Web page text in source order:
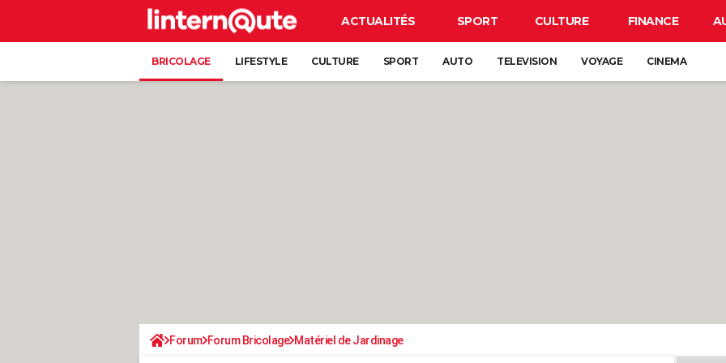
ACTUALITÉS SPORT CULTURE FINANCE
BRICOLAGE LIFESTYLE CULTURE SPORT AUTO TELEVISION VOYAGE CINEMA
Forum Forum Bricolage Matériel de Jardinage